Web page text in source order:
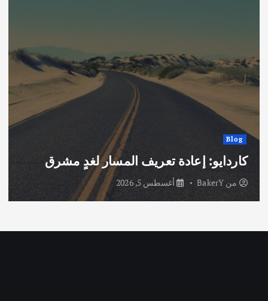
Blog
كاردايو: إعادة تعريف المسار لغدٍ مشرق
من BakerY أغسطس 5, 2026